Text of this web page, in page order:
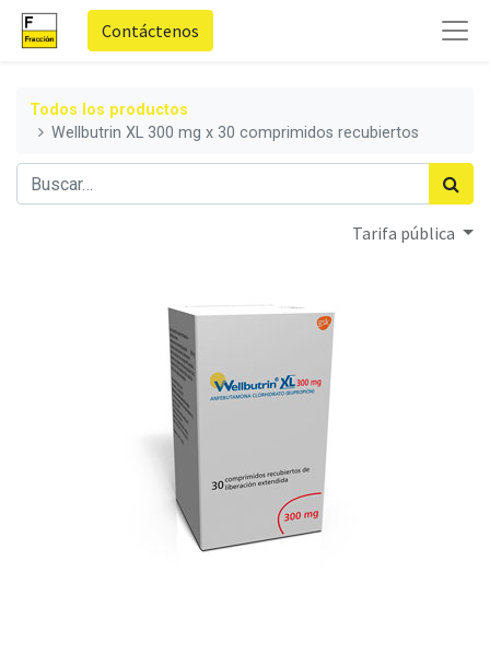
Contáctenos
Todos los productos
Wellbutrin XL 300 mg x 30 comprimidos recubiertos
Tarifa pública